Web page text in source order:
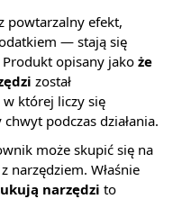
powtarzalny efekt,
— stają się
opisany jako że
został
której liczy się
podczas działania.
może skupić się na
narzędziem. Właśnie
narzędzi to